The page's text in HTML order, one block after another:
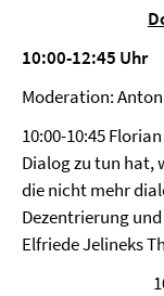
10:00-12:45 Uhr
Moderation:
10:00-10:45
Dialog zu tun
die nicht mehr
Dezentrierung
Elfriede Jelineks